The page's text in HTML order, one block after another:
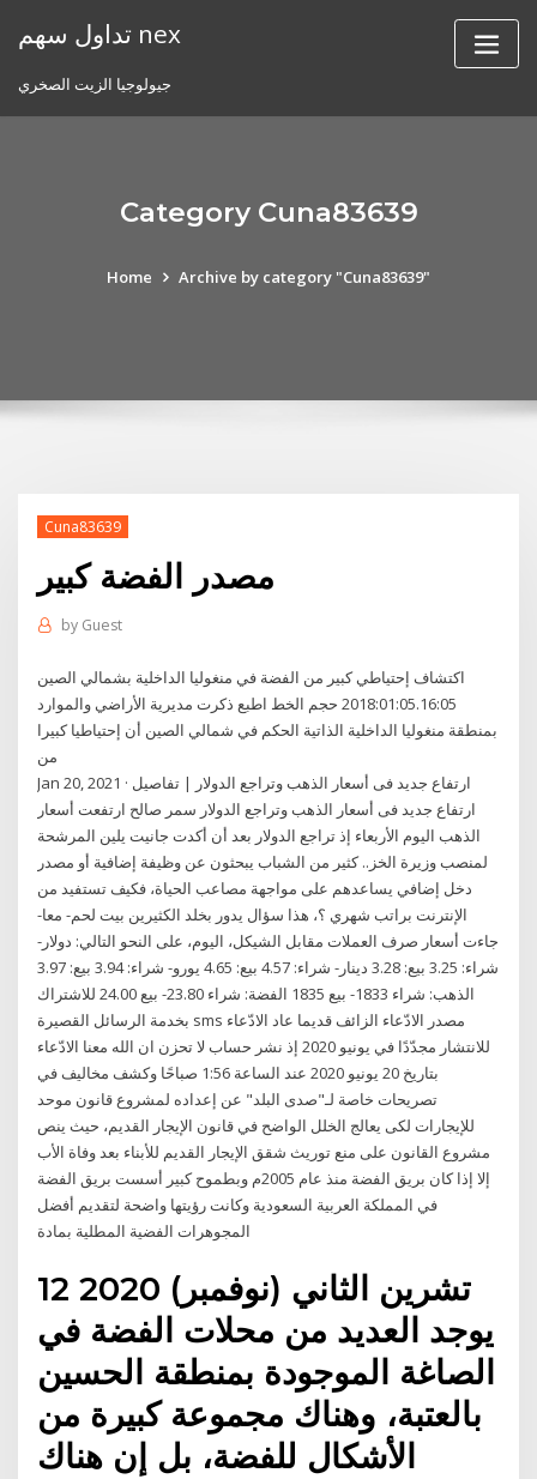
تداول سهم nex
جيولوجيا الزيت الصخري
Category Cuna83639
Home Archive by category "Cuna83639"
Cuna83639
مصدر الفضة كبير
by Guest
اكتشاف إحتياطي كبير من الفضة في منغوليا الداخلية بشمالي الصين
2018:01:05.16:05 حجم الخط اطبع ذكرت مديرية الأراضي والموارد
بمنطقة منغوليا الداخلية الذاتية الحكم في شمالي الصين أن إحتياطيا كبيرا
من
Jan 20, 2021 · ارتفاع جديد فى أسعار الذهب وتراجع الدولار | تفاصيل
ارتفاع جديد فى أسعار الذهب وتراجع الدولار سمر صالح ارتفعت أسعار
الذهب اليوم الأربعاء إذ تراجع الدولار بعد أن أكدت جانيت يلين المرشحة
لمنصب وزيرة الخز.. كثير من الشباب يبحثون عن وظيفة إضافية أو مصدر
دخل إضافي يساعدهم على مواجهة مصاعب الحياة، فكيف تستفيد من
الإنترنت براتب شهري ؟، هذا سؤال يدور بخلد الكثيرين بيت لحم- معا-
جاءت أسعار صرف العملات مقابل الشيكل، اليوم، على النحو التالي: دولار-
شراء: 3.25 بيع: 3.28 دينار- شراء: 4.57 بيع: 4.65 يورو- شراء: 3.94 بيع: 3.97
الذهب: شراء 1833- بيع 1835 الفضة: شراء 23.80- بيع 24.00 للاشتراك
بخدمة الرسائل القصيرة sms مصدر الادّعاء الزائف قديما عاد الادّعاء
للانتشار مجدّدًا في يونيو 2020 إذ نشر حساب لا تحزن ان الله معنا الادّعاء
بتاريخ 20 يونيو 2020 عند الساعة 1:56 صباحًا وكشف مخاليف في
تصريحات خاصة لـ"صدى البلد" عن إعداده لمشروع قانون موحد
للإيجارات لكى يعالج الخلل الواضح في قانون الإيجار القديم، حيث ينص
مشروع القانون على منع توريث شقق الإيجار القديم للأبناء بعد وفاة الأب
إلا إذا كان بريق الفضة منذ عام 2005م وبطموح كبير أسست بريق الفضة
في المملكة العربية السعودية وكانت رؤيتها واضحة لتقديم أفضل
المجوهرات الفضية المطلية بمادة
12 تشرين الثاني (نوفمبر) 2020
يوجد العديد من محلات الفضة في
الصاغة الموجودة بمنطقة الحسين
بالعتبة، وهناك مجموعة كبيرة من
الأشكال للفضة، بل إن هناك